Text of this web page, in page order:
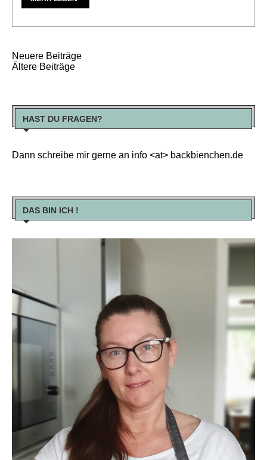
Neuere Beiträge
Ältere Beiträge
HAST DU FRAGEN?
Dann schreibe mir gerne an info <at> backbienchen.de
DAS BIN ICH !